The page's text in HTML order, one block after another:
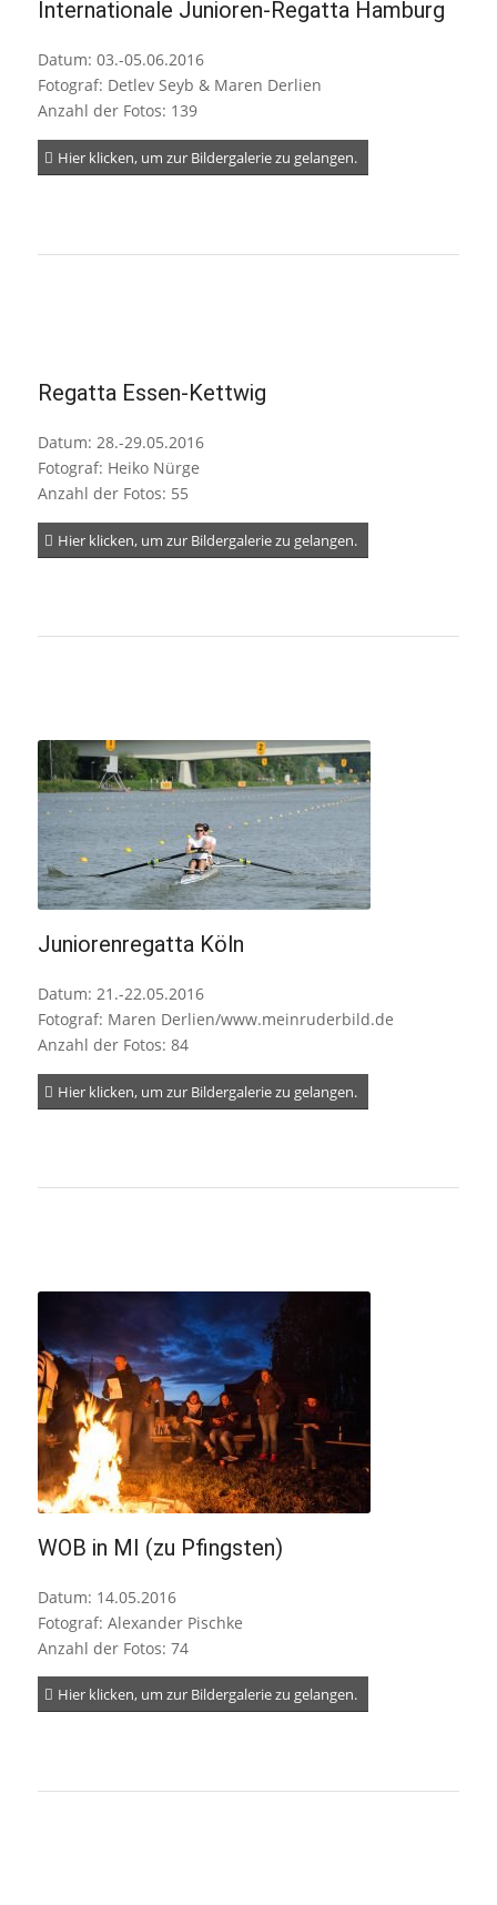
Internationale Junioren-Regatta Hamburg
Datum: 03.-05.06.2016
Fotograf: Detlev Seyb & Maren Derlien
Anzahl der Fotos: 139
Hier klicken, um zur Bildergalerie zu gelangen.
Regatta Essen-Kettwig
Datum: 28.-29.05.2016
Fotograf: Heiko Nürge
Anzahl der Fotos: 55
Hier klicken, um zur Bildergalerie zu gelangen.
Juniorenregatta Köln
Datum: 21.-22.05.2016
Fotograf: Maren Derlien/www.meinruderbild.de
Anzahl der Fotos: 84
Hier klicken, um zur Bildergalerie zu gelangen.
WOB in MI (zu Pfingsten)
Datum: 14.05.2016
Fotograf: Alexander Pischke
Anzahl der Fotos: 74
Hier klicken, um zur Bildergalerie zu gelangen.